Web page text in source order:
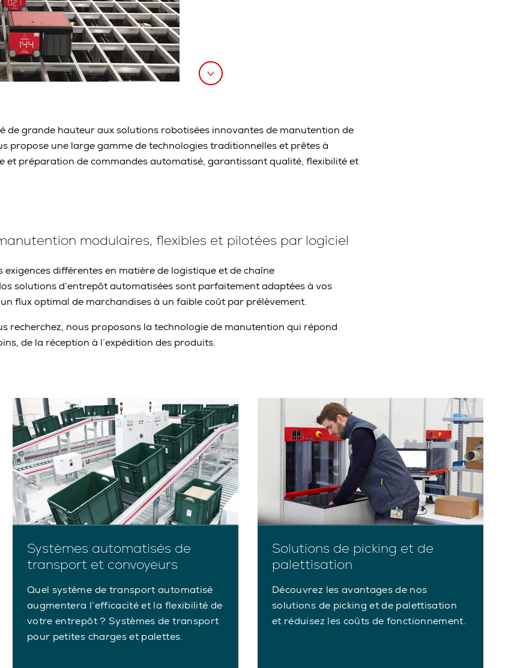
de grande hauteur aux solutions robotisées innovantes de manutention de
propose une large gamme de technologies traditionnelles et prêtes à
et préparation de commandes automatisé, garantissant qualité, flexibilité et
modulaires, flexibles et pilotées par logiciel
exigences différentes en matière de logistique et de chaîne
solutions d’entrepôt automatisées sont parfaitement adaptées à vos
flux optimal de marchandises à un faible coût par prélèvement.
recherchez, nous proposons la technologie de manutention qui répond
de la réception à l’expédition des produits.
Systèmes automatisés de
transport et convoyeurs
Quel système de transport automatisé
augmentera l’efficacité et la flexibilité de
votre entrepôt ? Systèmes de transport
pour petites charges et palettes.
Solutions de picking et de
palettisation
Découvrez les avantages de nos
solutions de picking et de palettisation
et réduisez les coûts de fonctionnement.